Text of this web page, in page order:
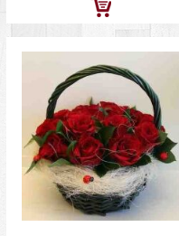
Добавить
в
корзину